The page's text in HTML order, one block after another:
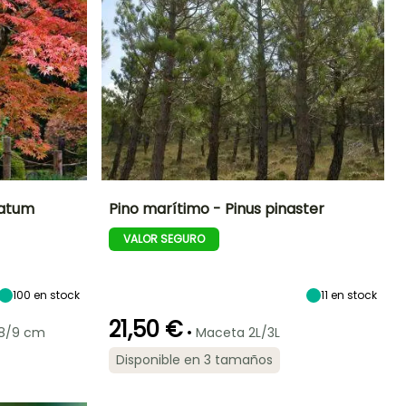
100 en stock
9 cm
Altura en la
madurez
Periodo de
plantación
razonable
Rusticidad
Hasta -12°C
Pino marítimo - Pinus pinaster
VALOR SEGURO
11 en stock
21,50 € • Maceta 2L/3L
Disponible en 3 tamaños